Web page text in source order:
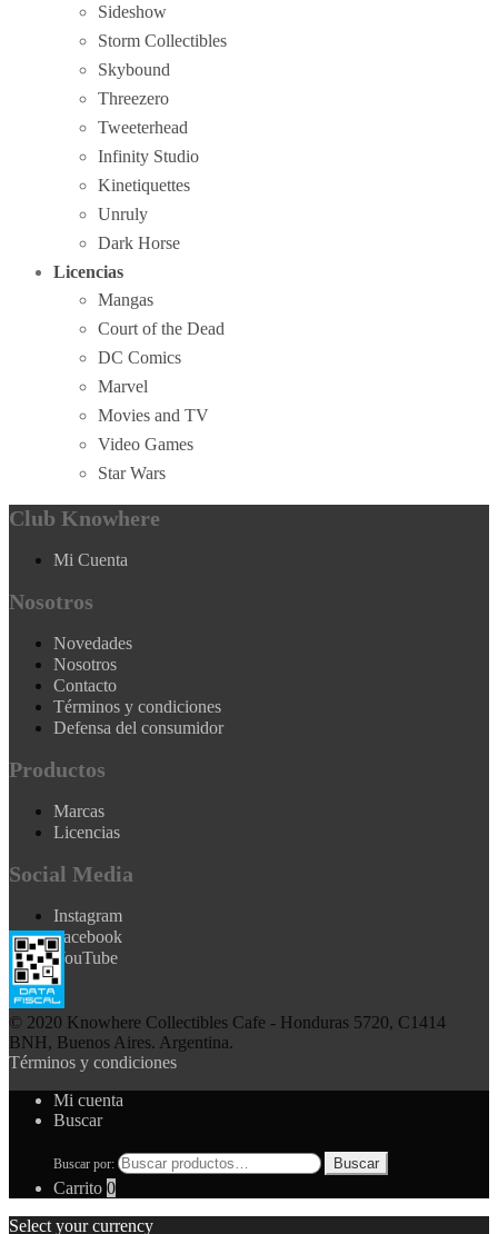
Sideshow
Storm Collectibles
Skybound
Threezero
Tweeterhead
Infinity Studio
Kinetiquettes
Unruly
Dark Horse
Licencias
Mangas
Court of the Dead
DC Comics
Marvel
Movies and TV
Video Games
Star Wars
Club Knowhere
Mi Cuenta
Nosotros
Novedades
Nosotros
Contacto
Términos y condiciones
Defensa del consumidor
Productos
Marcas
Licencias
Social Media
Instagram
Facebook
YouTube
© 2020 Knowhere Collectibles Cafe - Honduras 5720, C1414
BNH, Buenos Aires. Argentina.
Términos y condiciones
Mi cuenta
Buscar
Buscar por: Buscar
Carrito 0
Select your currency